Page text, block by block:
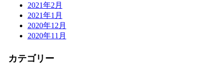
2021年2月
2021年1月
2020年12月
2020年11月
カテゴリー